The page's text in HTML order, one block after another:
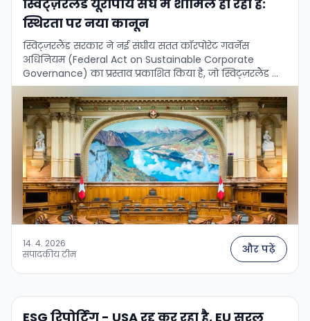
स्विट्ज़रलैंड यूरोपीय संघ में शामिल हो रहा है:
स्थिरता पर नया कानून
स्विट्ज़रलैंड सरकार ने नई संघीय सतत कॉरपोरेट गवर्नेंस
अधिनियम (Federal Act on Sustainable Corporate
Governance) का प्रस्ताव प्रकाशित किया है, जो स्विट्ज़रलैंड के
गैर-आर्थिक रिपोर्टिंग और ड्यू डिलिजेंस के नियमों …
14. 4. 2026
संपादकीय टीम
और पढ़ें
ESG रिपोर्टिंग - USA रद्द कर रहा है, EU सरल